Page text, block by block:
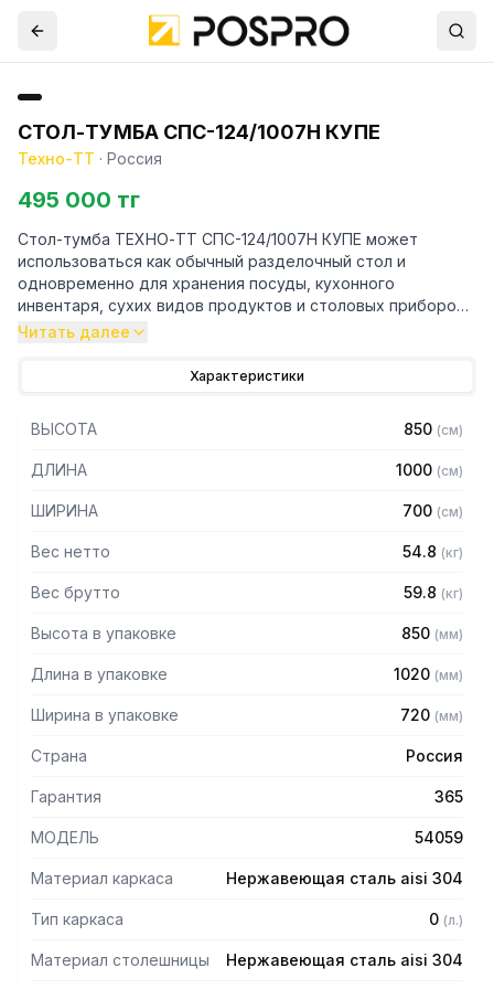
СТОЛ-ТУМБА СПС-124/1007Н КУПЕ
Техно-ТТ · Россия
495 000 тг
Стол-тумба ТЕХНО-ТТ СПС-124/1007Н КУПЕ может
использоваться как обычный разделочный стол и
одновременно для хранения посуды, кухонного
инвентаря, сухих видов продуктов и столовых приборов.
Стол-тумба имеет цельносварную конструкцию.
стали, внутри столешницы ЛДСП. Внутри стола-тумбы
дверцы "купе" позволяют сэкономить пространство
кухни при их открытии. Ножки стола снабжены
регуляторами высоты, что позволяет устранять
неровности пола. Изделие легко моется.
Особенности:
— Стол-тумба без борта
толщиной 0,8 мм
— Корпус и две двери-купе из нержавеющей стали марки
— Полка из нержавеющей стали марки AISI 430 толщиной
0,8 мм
— Задняя стенка из нержавеющей стали марки AISI 430
толщиной 0,5 мм
— Стол поставляется в собранном виде
Читать далее
Характеристики
ВЫСОТА 850 (см)
ДЛИНА 1000 (см)
ШИРИНА 700 (см)
Вес нетто 54.8 (кг)
Вес брутто 59.8 (кг)
Высота в упаковке 850 (мм)
Длина в упаковке 1020 (мм)
Ширина в упаковке 720 (мм)
Страна Россия
Гарантия 365
МОДЕЛЬ 54059
Материал каркаса Нержавеющая сталь aisi 304
Тип каркаса 0 (л.)
Материал столешницы Нержавеющая сталь aisi 304